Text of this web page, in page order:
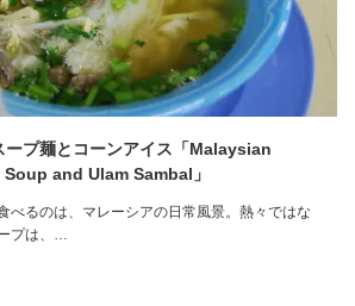
ープ麺とコーンアイス「Malaysian
and Ulam Sambal」
べるのは、マレーシアの日常風景。熱々ではな
プは、…